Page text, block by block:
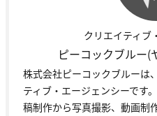
クリエイティブ
ピーコックブルー(
株式会社ピーコックブルーは
ティブ・エージェンシーです
稿制作から写真撮影、動画制